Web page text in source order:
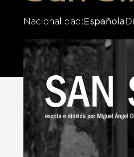
Nacionalidad Española